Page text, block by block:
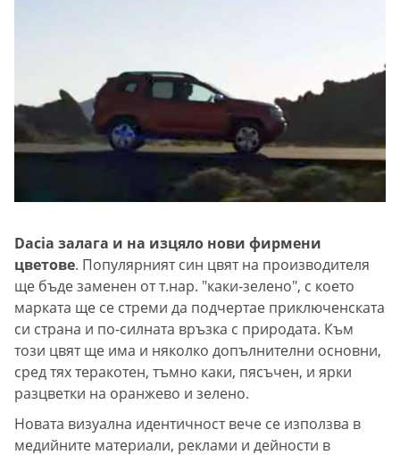
Dacia залага и на изцяло нови фирмени
цветове. Популярният син цвят на производителя
ще бъде заменен от т.нар. "каки-зелено", с което
марката ще се стреми да подчертае приключенската
си страна и по-силната връзка с природата. Към
този цвят ще има и няколко допълнителни основни,
сред тях теракотен, тъмно каки, пясъчен, и ярки
разцветки на оранжево и зелено.
Новата визуална идентичност вече се използва в
медийните материали, реклами и дейности в